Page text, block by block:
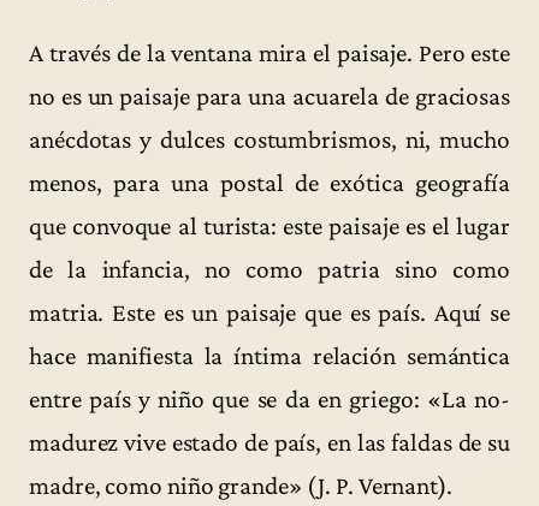
A través de la ventana mira el paisaje. Pero este
no es un paisaje para una acuarela de graciosas
anécdotas y dulces costumbrismos, ni, mucho
menos, para una postal de exótica geografía
que convoque al turista: este paisaje es el lugar
de la infancia, no como patria sino como
matria. Este es un paisaje que es país. Aquí se
hace manifiesta la íntima relación semántica
entre país y niño que se da en griego: «La no-
madurez vive estado de país, en las faldas de su
madre, como niño grande» (J. P. Vernant).